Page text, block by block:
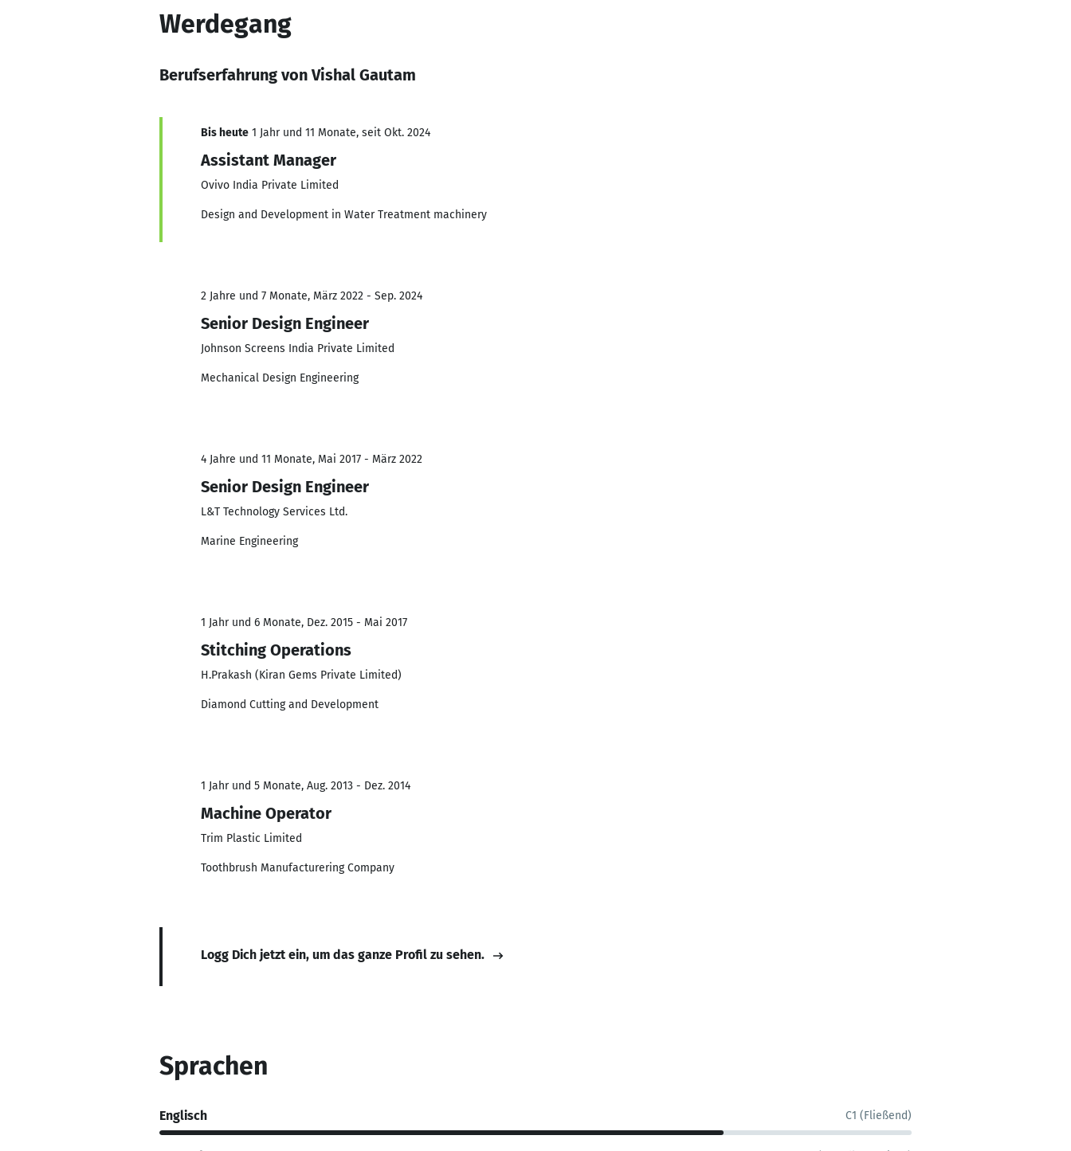
Werdegang
Berufserfahrung von Vishal Gautam
Bis heute 1 Jahr und 11 Monate, seit Okt. 2024
Assistant Manager
Ovivo India Private Limited
Design and Development in Water Treatment machinery
2 Jahre und 7 Monate, März 2022 - Sep. 2024
Senior Design Engineer
Johnson Screens India Private Limited
Mechanical Design Engineering
4 Jahre und 11 Monate, Mai 2017 - März 2022
Senior Design Engineer
L&T Technology Services Ltd.
Marine Engineering
1 Jahr und 6 Monate, Dez. 2015 - Mai 2017
Stitching Operations
H.Prakash (Kiran Gems Private Limited)
Diamond Cutting and Development
1 Jahr und 5 Monate, Aug. 2013 - Dez. 2014
Machine Operator
Trim Plastic Limited
Toothbrush Manufacturering Company
Logg Dich jetzt ein, um das ganze Profil zu sehen.
Sprachen
Englisch C1 (Fließend)